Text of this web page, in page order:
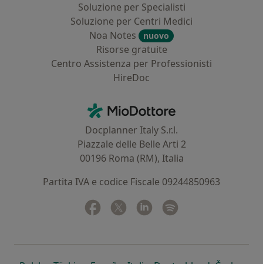
Soluzione per Specialisti
Soluzione per Centri Medici
Noa Notes
nuovo
Risorse gratuite
Centro Assistenza per Professionisti
HireDoc
MioDottore - Homepage
Docplanner Italy S.r.l.
Piazzale delle Belle Arti 2
00196 Roma (RM), Italia
Partita IVA e codice Fiscale 09244850963
Facebook
si apre in una nuova scheda
Twitter
si apre in una nuova scheda
Linkedin
si apre in una nuova